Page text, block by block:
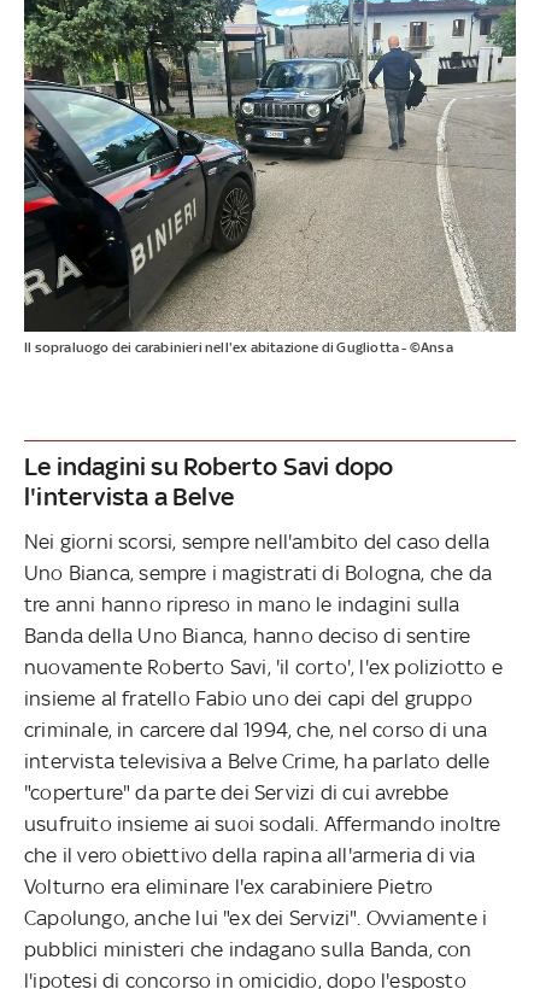
Il sopraluogo dei carabinieri nell'ex abitazione di Gugliotta - ©Ansa
Le indagini su Roberto Savi dopo
l'intervista a Belve
Nei giorni scorsi, sempre nell'ambito del caso della
Uno Bianca, sempre i magistrati di Bologna, che da
tre anni hanno ripreso in mano le indagini sulla
Banda della Uno Bianca, hanno deciso di sentire
nuovamente Roberto Savi, 'il corto', l'ex poliziotto e
insieme al fratello Fabio uno dei capi del gruppo
criminale, in carcere dal 1994, che, nel corso di una
intervista televisiva a Belve Crime, ha parlato delle
"coperture" da parte dei Servizi di cui avrebbe
usufruito insieme ai suoi sodali. Affermando inoltre
che il vero obiettivo della rapina all'armeria di via
Volturno era eliminare l'ex carabiniere Pietro
Capolungo, anche lui "ex dei Servizi". Ovviamente i
pubblici ministeri che indagano sulla Banda, con
l'ipotesi di concorso in omicidio, dopo l'esposto